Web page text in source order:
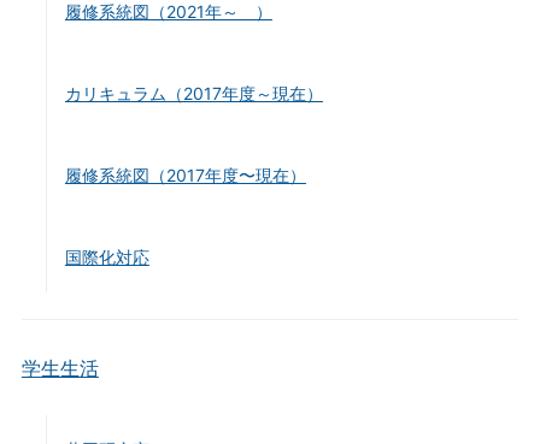
履修系統図（2021年～ ）
カリキュラム（2017年度～現在）
履修系統図（2017年度〜現在）
国際化対応
学生生活